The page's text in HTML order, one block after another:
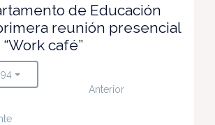
de Educación
reunión presencial
café”
Anterior